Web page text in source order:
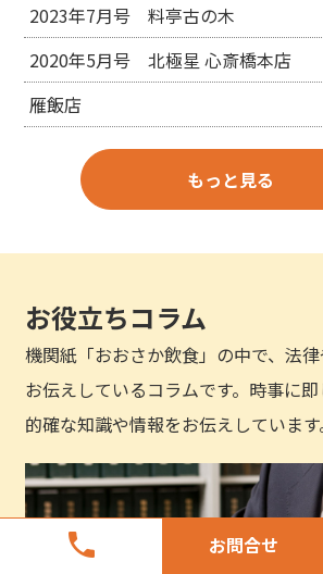
phone お問合せ
2023年7月号 料亭古の木
2020年5月号 北極星 心斎橋本店
雁飯店
もっと見る
お役立ちコラム
機関紙「おおさか飲食」の中で、法
お伝えしているコラムです。時事に
的確な知識や情報をお伝えしています